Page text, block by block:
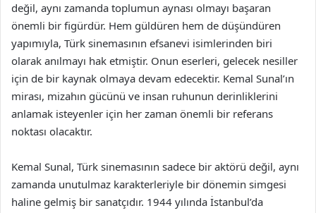
değil, aynı zamanda toplumun aynası olmayı başaran
önemli bir figürdür. Hem güldüren hem de düşündüren
yapımıyla, Türk sinemasının efsanevi isimlerinden biri
olarak anılmayı hak etmiştir. Onun eserleri, gelecek nesiller
için de bir kaynak olmaya devam edecektir. Kemal Sunal’ın
mirası, mizahın gücünü ve insan ruhunun derinliklerini
anlamak isteyenler için her zaman önemli bir referans
noktası olacaktır.
Kemal Sunal, Türk sinemasının sadece bir aktörü değil, aynı
zamanda unutulmaz karakterleriyle bir dönemin simgesi
haline gelmiş bir sanatçıdır. 1944 yılında İstanbul’da